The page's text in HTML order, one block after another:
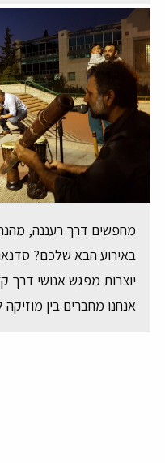
מחפשים דרך רעננה,
באירוע הבא שלכם?
יוצרות מפגש אנושי דרך
אנחנו מחברים בין